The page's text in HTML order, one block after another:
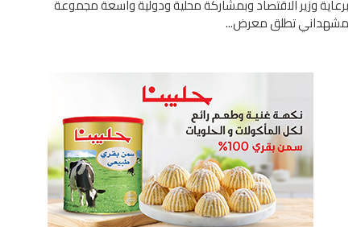
وزير الاقتصاد وبمشاركة محلية ودولية واسعة مجموعة
تطلق معرض...